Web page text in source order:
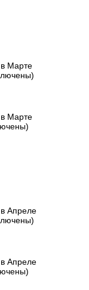
Марте
Марте
Апреле
Апреле